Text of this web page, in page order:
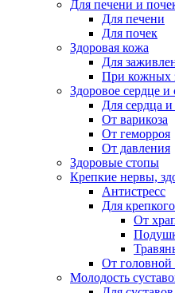
Для печени и
Для печени
Для почек
Здоровая кожа
Для
При кожных
Здоровое сердце и
Для сердца и
От варикоза
От геморроя
От давления
Здоровые стопы
Крепкие нервы,
Антистресс
Для
От
От головной
Молодость